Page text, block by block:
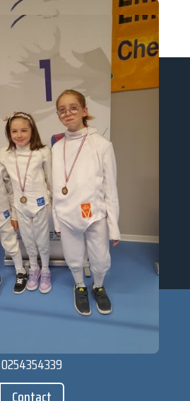
Le club
Partenaires
Les cours
Galerie
Actualités
Stade de Beaulieu - 2 bis rue
0254354339